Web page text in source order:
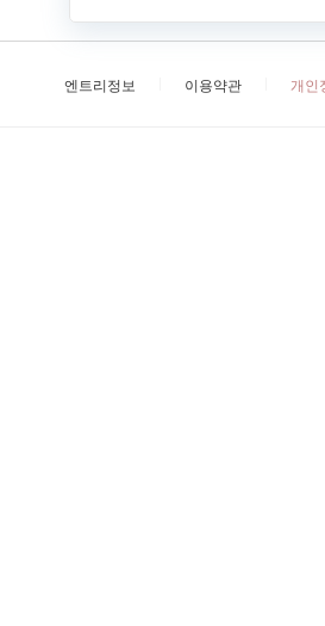
엔트리정보 이용약관 개인